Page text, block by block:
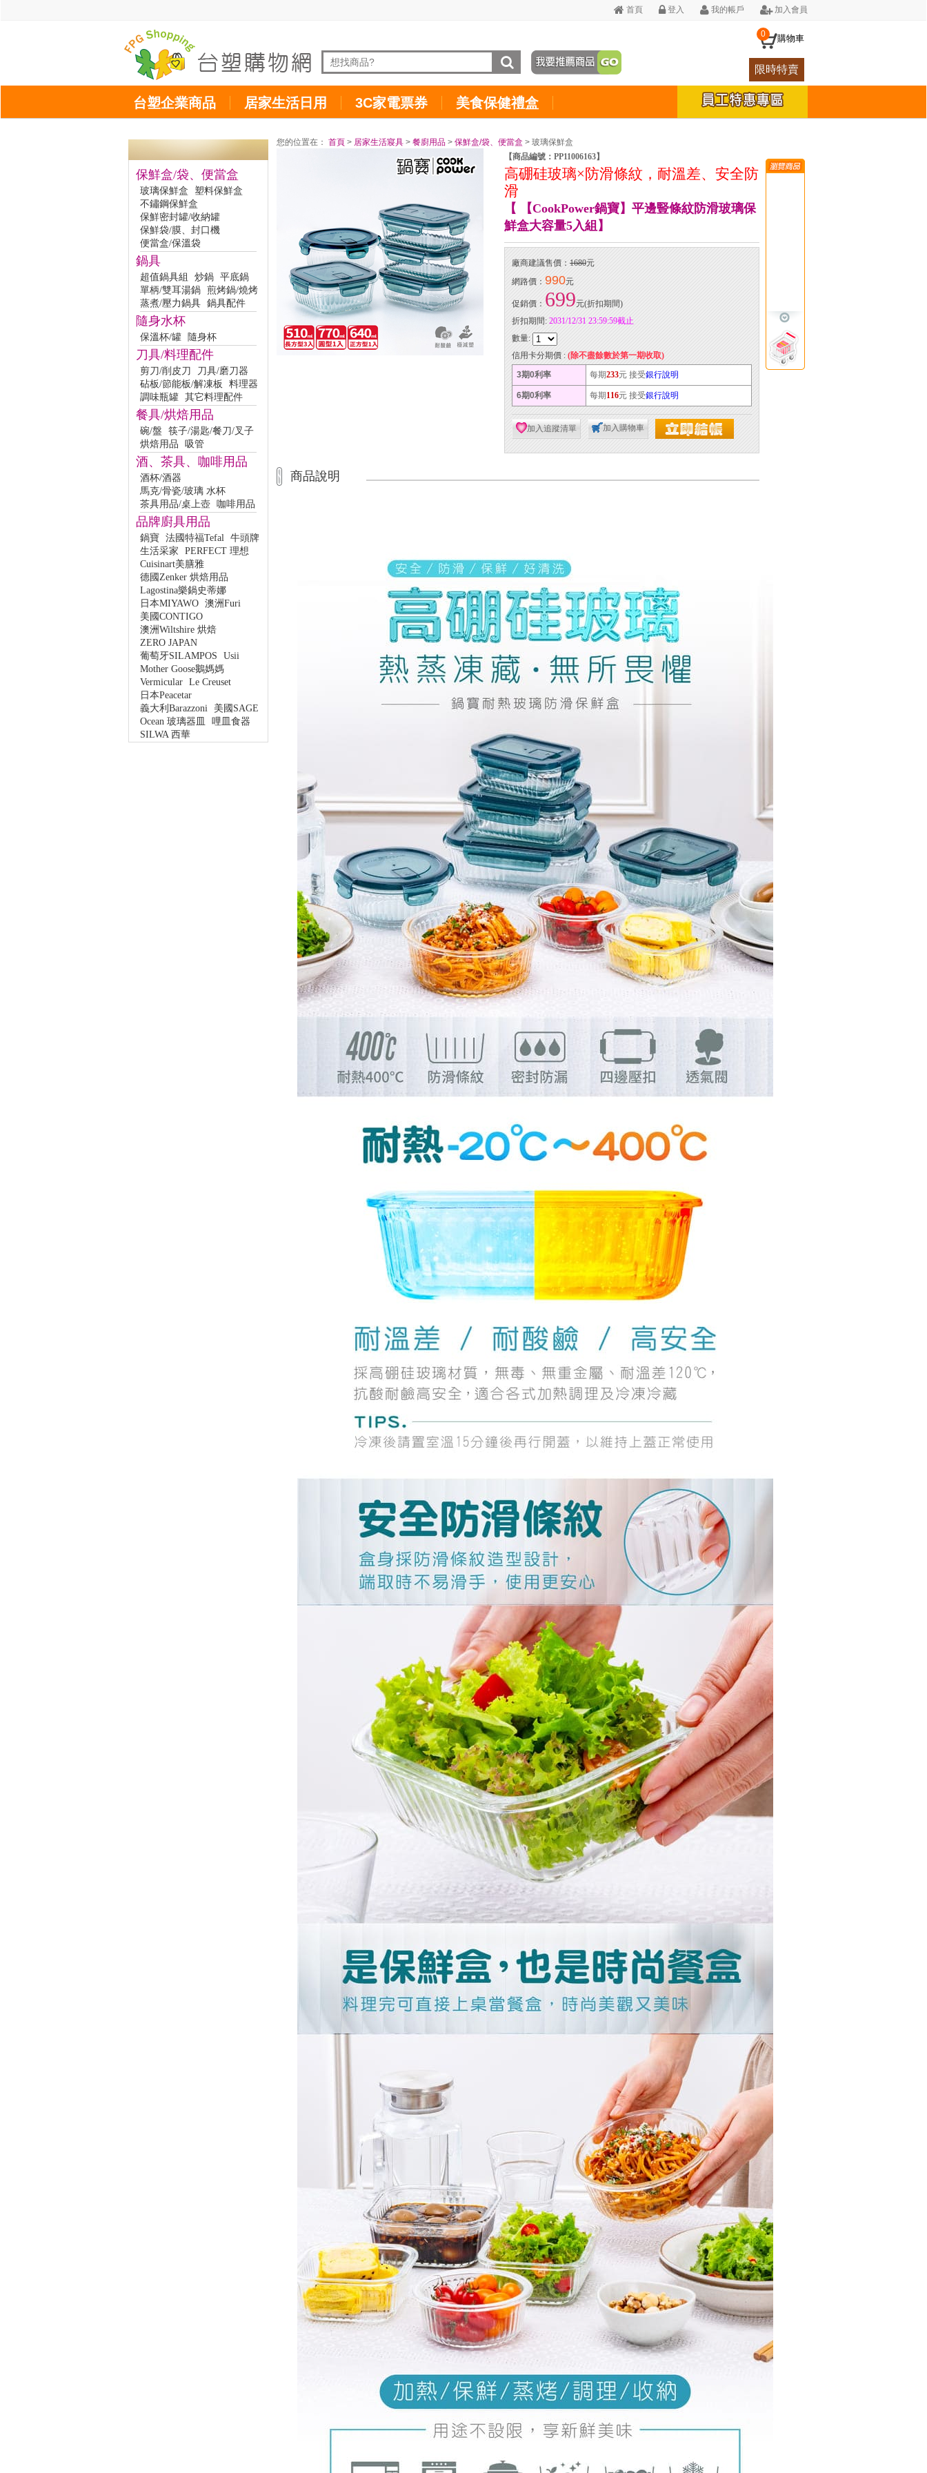
首頁 登入 我的帳戶 加入會員
0 購物車
限時特賣
台塑企業商品 居家生活日用 3C家電票券 美食保健禮盒
保鮮盒/袋、便當盒
玻璃保鮮盒
塑料保鮮盒
不鏽鋼保鮮盒
保鮮密封罐/收納罐
保鮮袋/膜、封口機
便當盒/保溫袋
鍋具
超值鍋具組 炒鍋 平底鍋
單柄/雙耳湯鍋 煎烤鍋/燒烤
蒸煮/壓力鍋具 鍋具配件
隨身水杯
保溫杯/罐 隨身杯
刀具/料理配件
剪刀/削皮刀
刀具/磨刀器
砧板/節能板/解凍板
料理器
調味瓶罐 其它料理配件
餐具/烘焙用品
碗/盤
筷子/湯匙/餐刀/叉子
烘焙用品
吸管
酒、茶具、咖啡用品
酒杯/酒器
馬克/骨瓷/玻璃 水杯
茶具用品/桌上壺 咖啡用品
品牌廚具用品
鍋寶 法國特福Tefal 牛頭牌
生活采家
PERFECT 理想
Cuisinart美膳雅
德國Zenker 烘焙用品
Lagostina樂鍋史蒂娜
日本MIYAWO 澳洲Furi
美國CONTIGO
澳洲Wiltshire 烘焙
ZERO JAPAN
葡萄牙SILAMPOS
Usii
Mother Goose鵝媽媽
Vermicular Le Creuset
日本Peacetar
義大利Barazzoni
美國SAGE
Ocean 玻璃器皿
哩皿食器
SILWA 西華
您的位置在： 首頁 > 居家生活寢具 > 餐廚用品 > 保鮮盒/袋、便當盒 > 玻璃保鮮盒
【商品編號：PP11006163】
高硼硅玻璃×防滑條紋，耐溫差、安全防
滑
【 【CookPower鍋寶】平邊豎條紋防滑玻璃保
鮮盒大容量5入組】
廠商建議售價： 1680元
網路價： 990元
促銷價： 699元(折扣期間)
折扣期間: 2031/12/31 23:59:59截止
數量:
信用卡分期價 : (除不盡餘數於第一期收取)
3期0利率
每期233元 接受銀行說明
6期0利率 每期 116元 接受銀行說明
加入追蹤清單 加入購物車
商品說明